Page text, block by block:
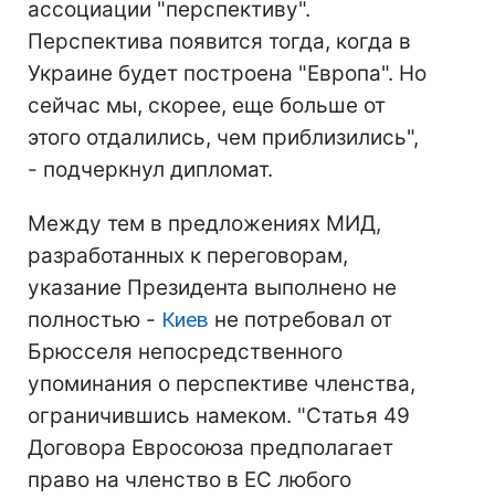
ассоциации "перспективу".
Перспектива появится тогда, когда в
Украине будет построена "Европа". Но
сейчас мы, скорее, еще больше от
этого отдалились, чем приблизились",
- подчеркнул дипломат.
Между тем в предложениях МИД,
разработанных к переговорам,
указание Президента выполнено не
полностью - Киев не потребовал от
Брюсселя непосредственного
упоминания о перспективе членства,
ограничившись намеком. "Статья 49
Договора Евросоюза предполагает
право на членство в ЕС любого